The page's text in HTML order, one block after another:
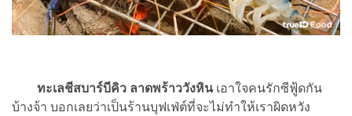
ทะเลชีสบาร์บีคิว ลาดพร้าววังหิน เอาใจคนรักซีฟู้ดกัน
บ้างจ้า บอกเลยว่าเป็นร้านบุฟเฟ่ต์ที่จะไม่ทำให้เราผิดหวัง